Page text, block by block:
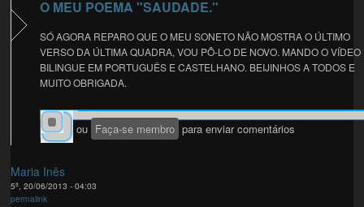
O MEU POEMA "SAUDADE."
SÓ AGORA REPARO QUE O MEU SONETO NÃO MOSTRA O ÚLTIMO
VERSO DA ÚLTIMA QUADRA, VOU PÔ-LO DE NOVO. MANDO O VÍDEO
BILINGUE EM PORTUGUÊS E CASTELHANO. BEIJINHOS A TODOS E
MUITO OBRIGADA.
MARIA KOPKE - SAUDADE. (BILINGUE).
Entre ou Faça-se membro para enviar comentários
Maria Inês
5ª, 20/06/2013 - 04:03
permalink